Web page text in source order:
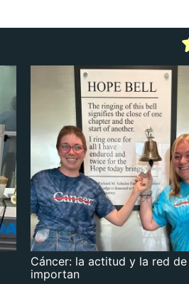
Cáncer: la actitud y la red
importan